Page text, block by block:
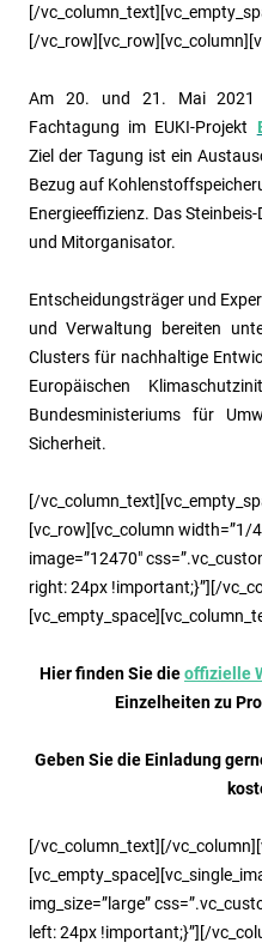
[/
[/
Am 20. und 21. Mai 2021
Fachtagung im EUKI-Projekt
Ziel der Tagung ist ein
Bezug auf
Energieeffizienz. Das
und Mitorganisator.
Entscheidungsträger und
und Verwaltung bereiten
Clusters für nachhaltige
Europäischen
Bundesministeriums für
Sicherheit.
[/
[vc_row][vc_column width=”1/
image=”12470″
right: 24px !important;}”][/
Hier finden Sie dieoffizielle
Einzelheiten zu
Geben Sie die Einladung
[/vc_column_text][/
img_size=”large”
left: 24px !important;}”][/